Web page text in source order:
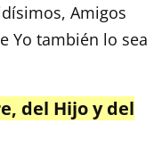
Amigos
Yo también lo sea
del Hijo y del